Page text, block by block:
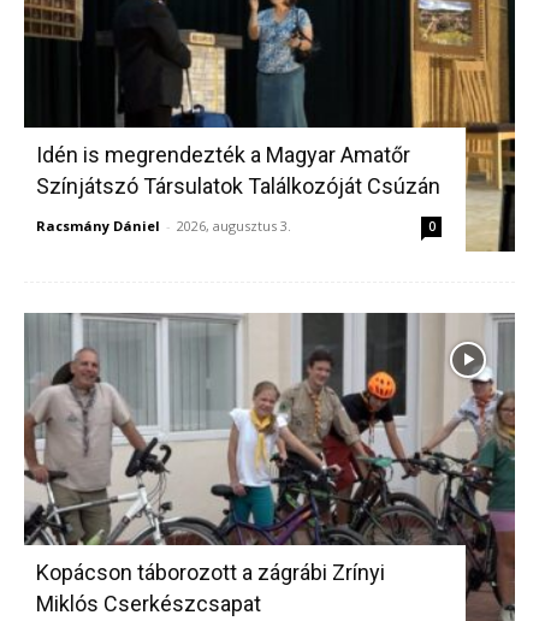
Idén is megrendezték a Magyar Amatőr
Színjátszó Társulatok Találkozóját Csúzán
Racsmány Dániel - 2026, augusztus 3. 0
Kopácson táborozott a zágrábi Zrínyi
Miklós Cserkészcsapat